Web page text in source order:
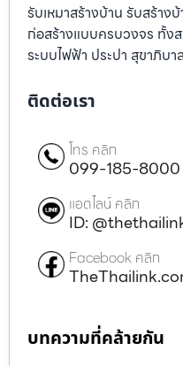
รับเหมาสร้างบ้าน รับสร้าง
ก่อสร้างแบบครบวงจร ทั้ง
ระบบไฟฟ้า ประปา สุขาภิบ
ติดต่อเรา
โทร คลิก
099-185-8000
แอดไลน์ คลิก
ID:
Facebook คลิก
บทความที่คล้ายกัน